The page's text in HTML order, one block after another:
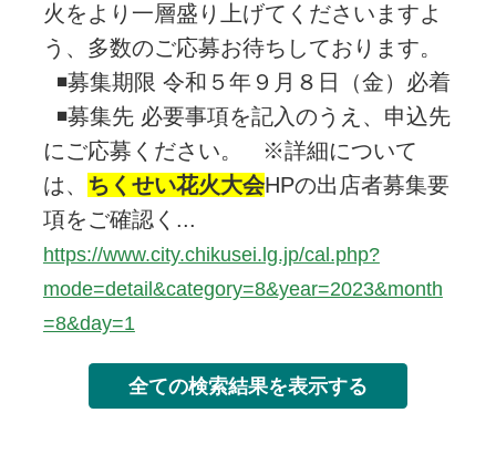
火をより一層盛り上げてくださいますよ
う、多数のご応募お待ちしております。
◾️募集期限 令和５年９月８日（金）必着
◾️募集先 必要事項を記入のうえ、申込先
にご応募ください。 ※詳細について
は、 ちくせい花火大会HPの出店者募集要
項をご確認く...
https://www.city.chikusei.lg.jp/cal.php?
mode=detail&category=8&year=2023&month
=8&day=1